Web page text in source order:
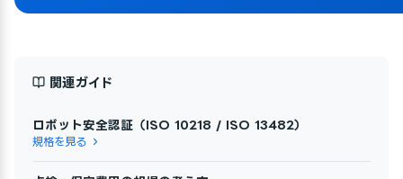
関連ガイド
ロボット安全認証（ISO 10218 / ISO 13482）
規格を見る